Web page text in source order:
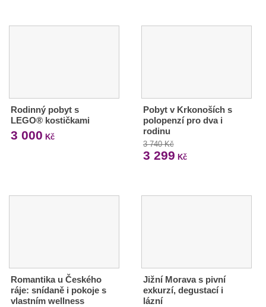
Rodinný pobyt s
LEGO® kostičkami
3 000 Kč
Pobyt v Krkonoších s
polopenzí pro dva i
rodinu
3 740 Kč
3 299 Kč
Romantika u Českého
ráje: snídaně i pokoje s
vlastním wellness
Jižní Morava s pivní
exkurzí, degustací i
lázní